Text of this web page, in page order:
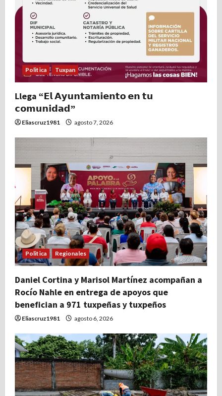
Politica Tuxpan
Llega “𝗘𝗹 𝗔𝘆𝘂𝗻𝘁𝗮𝗺𝗶𝗲𝗻𝘁𝗼 𝗲𝗻 𝘁𝘂
𝗰𝗼𝗺𝘂𝗻𝗶𝗱𝗮𝗱”
Eliascruz1981 agosto 7, 2026
Politica Regionales
Daniel Cortina y Marisol Martínez acompañan a
Rocío Nahle en entrega de apoyos que
benefician a 971 tuxpeñas y tuxpeños
Eliascruz1981 agosto 6, 2026